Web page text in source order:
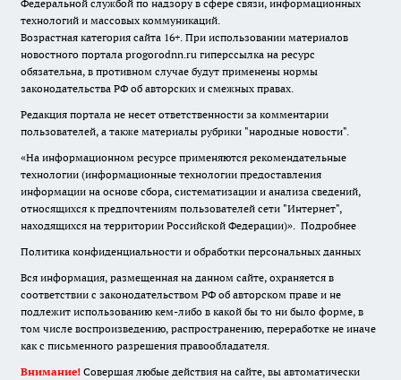
Федеральной службой по надзору в сфере связи, информационных
технологий и массовых коммуникаций.
Возрастная категория сайта 16+. При использовании материалов
новостного портала progorodnn.ru гиперссылка на ресурс
обязательна, в противном случае будут применены нормы
законодательства РФ об авторских и смежных правах.
Редакция портала не несет ответственности за комментарии
пользователей, а также материалы рубрики "народные новости".
«На информационном ресурсе применяются рекомендательные
технологии (информационные технологии предоставления
информации на основе сбора, систематизации и анализа сведений,
относящихся к предпочтениям пользователей сети "Интернет",
находящихся на территории Российской Федерации)». Подробнее
Политика конфиденциальности и обработки персональных данных
Вся информация, размещенная на данном сайте, охраняется в
соответствии с законодательством РФ об авторском праве и не
подлежит использованию кем-либо в какой бы то ни было форме, в
том числе воспроизведению, распространению, переработке не иначе
как с письменного разрешения правообладателя.
Внимание! Совершая любые действия на сайте, вы автоматически